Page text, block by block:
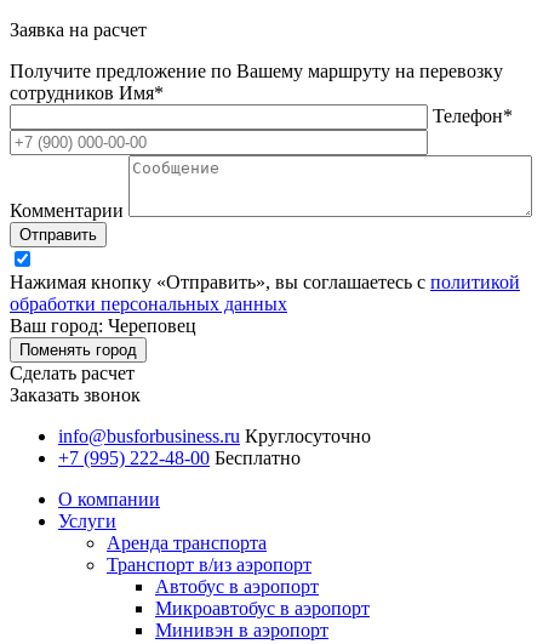
Заявка на расчет
Получите предложение по Вашему маршруту на перевозку
сотрудников Имя*
Телефон*
Комментарии
Отправить
Нажимая кнопку «Отправить», вы соглашаетесь с политикой
обработки персональных данных
Ваш город: Череповец
Поменять город
Сделать расчет
Заказать звонок
info@busforbusiness.ru Круглосуточно
+7 (995) 222-48-00 Бесплатно
О компании
Услуги
Аренда транспорта
Транспорт в/из аэропорт
Автобус в аэропорт
Микроавтобус в аэропорт
Минивэн в аэропорт